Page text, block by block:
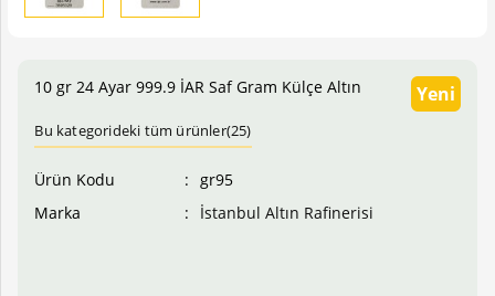
10 gr 24 Ayar 999.9 İAR Saf Gram Külçe Altın Yeni
Ürün Kodu
gr95
Marka
İstanbul Altın Rafinerisi
Bu kategorideki tüm ürünler(25)